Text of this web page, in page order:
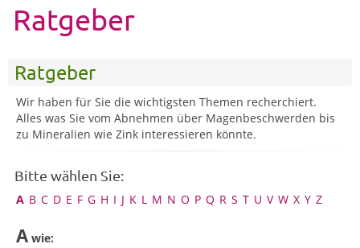
Ratgeber
Ratgeber
Wir haben für Sie die wichtigsten Themen recherchiert.
Alles was Sie vom Abnehmen über Magenbeschwerden bis
zu Mineralien wie Zink interessieren könnte.
Bitte wählen Sie:
A B C D E F G H I J K L M N O P Q R S T U V W X Y Z
A wie: